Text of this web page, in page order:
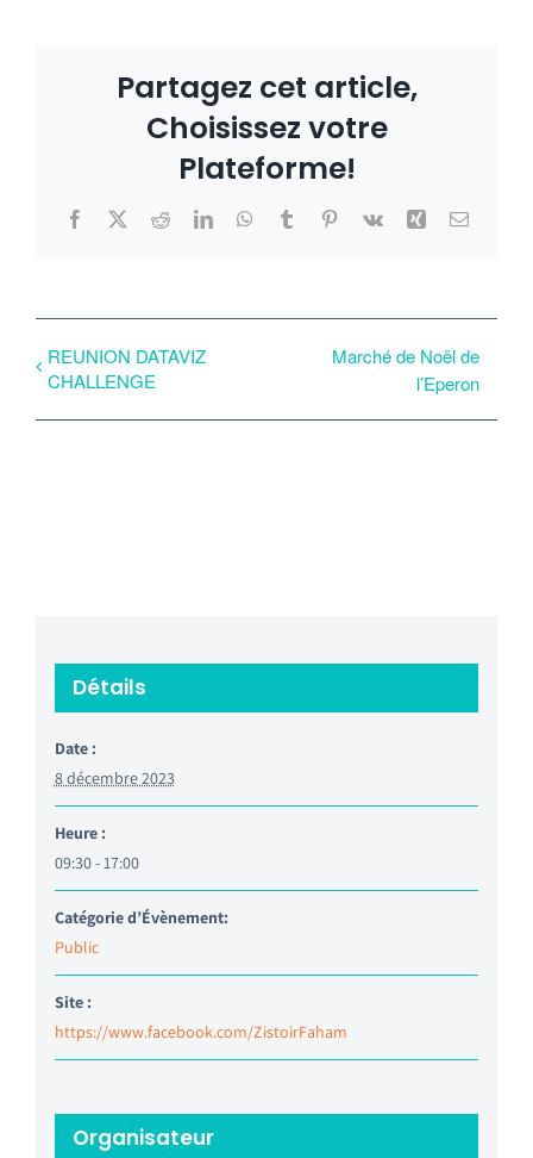
Partagez cet article,
Choisissez votre
Plateforme!
Facebook
X RedditLinkedInWhatsApp
TumblrPinterest
Vk Xing Email
REUNION DATAVIZ
CHALLENGE
Marché de Noël de
l’Eperon
Détails
Date :
8 décembre 2023
Heure :
09:30 - 17:00
Catégorie d’Évènement:
Public
Site :
https://www.facebook.com/ZistoirFaham
Organisateur